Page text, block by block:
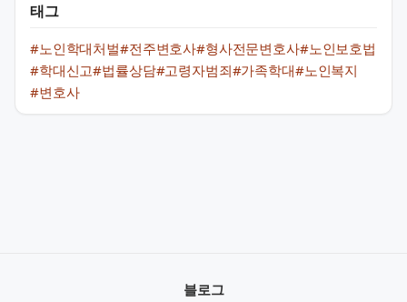
태그
#노인학대처벌#전주변호사#형사전문변호사#노인보호법
#학대신고#법률상담#고령자범죄#가족학대#노인복지
#변호사
블로그